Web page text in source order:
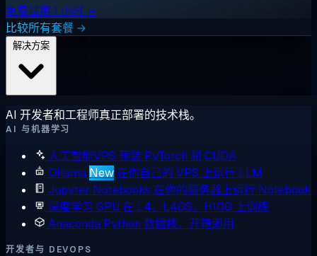
免费试用 1 小时 →
比较所有套餐 →
AI 开发者和工程师真正部署的技术栈。
AI 与机器学习
人工智能VPS 预装 PyTorch 和 CUDA
Ollama New在你自己的 VPS 上运行 LLM
Jupyter Notebooks 在你的服务器上运行 Notebook
深度学习 GPU 在 L4、L40S、H100 上训练
Anaconda Python 数据栈，开箱即用
开发者与 DEVOPS